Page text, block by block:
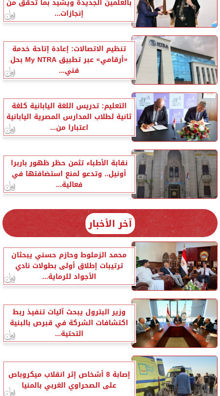
بالعلمين الجديدة ويشيد بما تحقق من
إنجازات...
تنظيم الاتصالات: إعادة إتاحة خدمة
«أرقامي» عبر تطبيق My NTRA بحل
فني...
التعليم: تدريس اللغة اليابانية كلغة
ثانية لطلاب المدارس المصرية اليابانية
اعتبارا من...
نقابة الأطباء تثمن حظر ظهور باربرا
أونيل.. وتدعو لمنع استضافتها في
فعالية...
آخر الأخبار
محمد الزملوط وحازم حسني يبحثان
ترتيبات إطلاق أولى بطولات نادي
الأجواد للرماية...
وزير البترول يبحث آليات تنفيذ ربط
اكتشافات الشركة في قبرص بالبنية
التحتية...
إصابة 8 أشخاص إثر انقلاب ميكروباص
على الصحراوي الغربي بالمنيا